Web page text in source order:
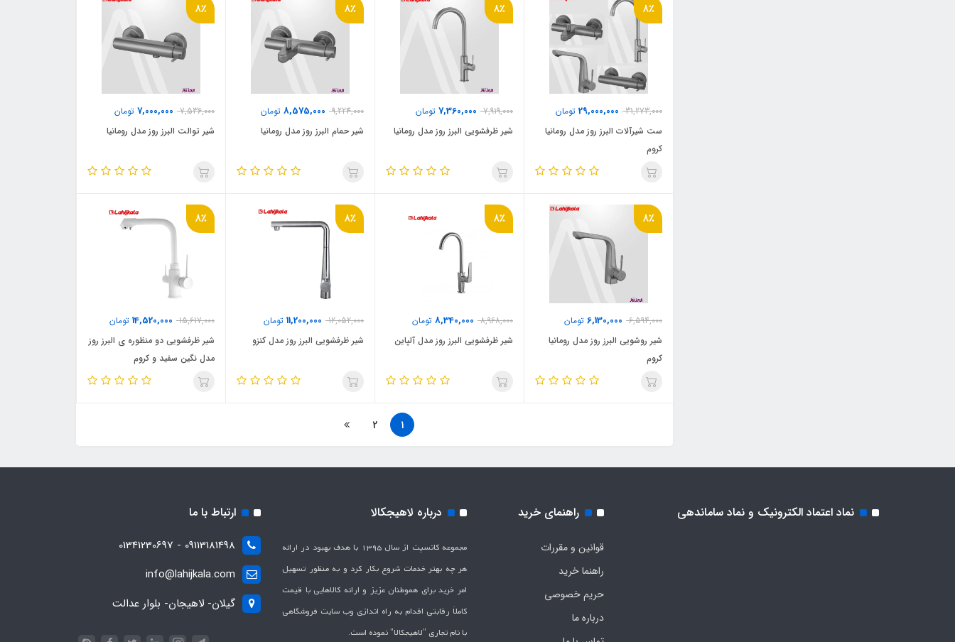
8٪
31,273,000
29,000,000 تومان
ست شیرآلات البرز روز مدل رومانیا
کروم
8٪
7,919,000
7,360,000 تومان
شیر ظرفشویی البرز روز مدل رومانیا
8٪
9,224,000
8,575,000 تومان
شیر حمام البرز روز مدل رومانیا
8٪
7,536,000
7,000,000 تومان
شیر توالت البرز روز مدل رومانیا
8٪
6,594,000
6,130,000 تومان
شیر روشویی البرز روز مدل رومانیا
کروم
8٪
8,968,000
8,340,000 تومان
شیر ظرفشویی البرز روز مدل آلپاین
8٪
12,052,000
11,200,000 تومان
شیر ظرفشویی البرز روز مدل کنزو
8٪
15,617,000
14,520,000 تومان
شیر ظرفشویی دو منظوره ی البرز روز
مدل نگین سفید و کروم
1
2
نماد اعتماد الکترونیک و نماد ساماندهی راهنمای خرید
قوانین و مقررات
راهنما خرید
حریم خصوصی
درباره ما
درباره لاهیجکالا
مجموعه کانسپت از سال 1395 با هدف بهبود در ارائه
هر چه بهتر خدمات شروع بکار کرد و به منظور تسهیل
امر خرید برای هموطنان عزیز و ارائه کالاهایی با قیمت
کاملاَ رقابتی اقدام به راه اندازی وب سایت فروشگاهی
با نام تجاری "لاهیج­کالا" نموده است.
ارتباط با ما
09113181498 - 01341230697
info@lahijkala.com
گیلان- لاهیجان- بلوار عدالت